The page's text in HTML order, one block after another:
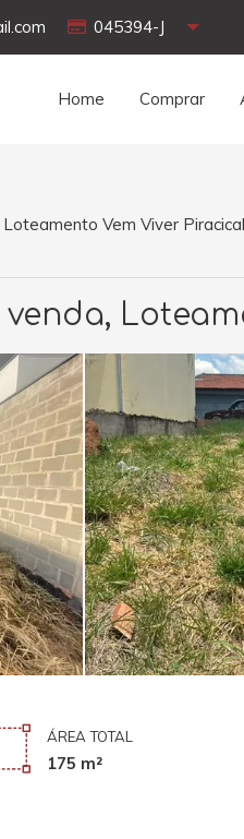
045394-J
Home Comprar
Vem Viver
venda,
ÁREA TOTAL
175 m²